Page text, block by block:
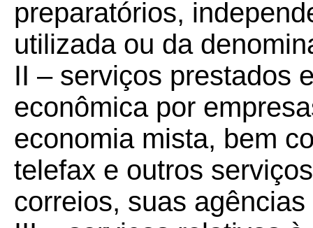
preparatórios,
utilizada ou da
II – serviços prestados
econômica por
economia mista, bem
telefax e outros
correios, suas